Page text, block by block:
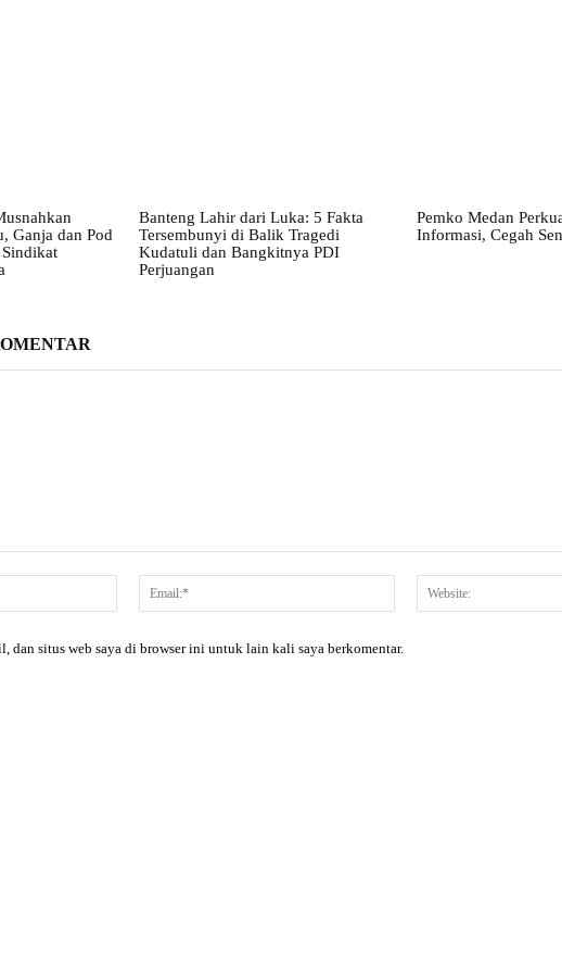
Ganja dan Pod
Banteng Lahir dari Luka: 5 Fakta
Tersembunyi di Balik Tragedi
Kudatuli dan Bangkitnya PDI
Perjuangan
Pemko Medan
Informasi, Cegah
Nama:*
Email:*
dan situs web saya di browser ini untuk lain kali saya berkomentar.